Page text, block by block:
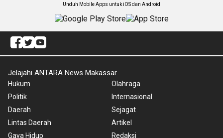
Unduh Mobile Apps untuk iOS dan Android
Jelajahi ANTARA News Makassar
Hukum
Politik
Daerah
Lintas Daerah
Gaya Hidup
Olahraga
Internasional
Sejagat
Artikel
Redaksi